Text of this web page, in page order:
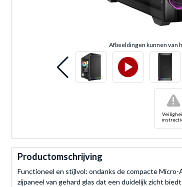
Afbeeldingen kunnen van
!
Productomschrijving
Functioneel en stijlvol: ondanks de compacte
zijpaneel van gehard glas dat een duidelijk zicht